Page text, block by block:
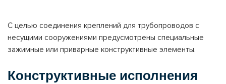
С целью соединения креплений для трубопроводов с
несущими сооружениями предусмотрены специальные
зажимные или приварные конструктивные элементы.
Конструктивные исполнения